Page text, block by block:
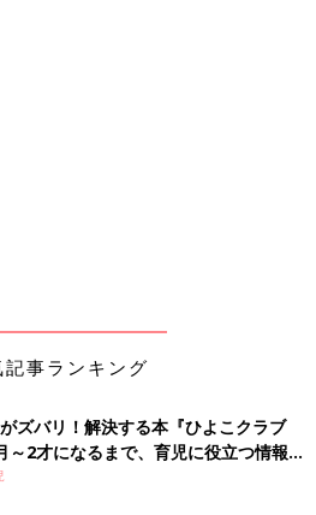
事ランキング
ズバリ！解決する本『ひよこクラブ
2才になるまで、育児に役立つ情報が